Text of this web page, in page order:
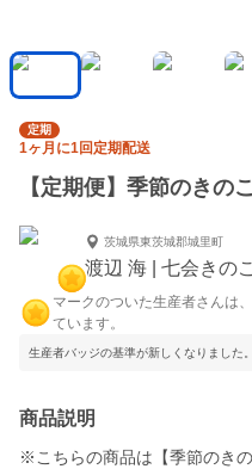
定期
1ヶ月に1回定期配送
【定期便】季節のきの
茨城県東茨城郡城里町
渡辺 海 | 七会きの
マークのついた生産者さんは
ています。
生産者バッジの基準が新しくなりました。
商品説明
※こちらの商品は【季節のき